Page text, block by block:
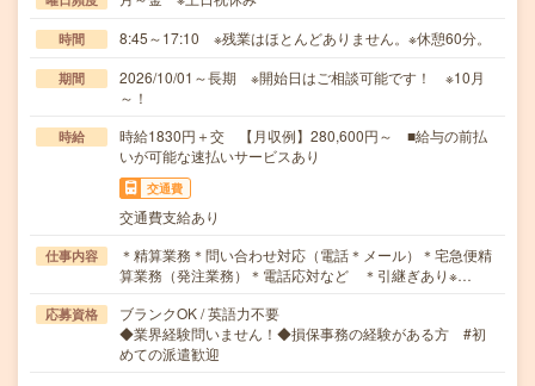
時間 8:45～17:10 ※残業はほとんどありません。※休憩60分。
期間
2026/10/01～長期 ※開始日はご相談可能です！ ※10月
～！
時給
時給1830円＋交 【月収例】280,600円～ ■給与の前払
いが可能な速払いサービスあり
交通費
交通費支給あり
仕事内容
＊精算業務＊問い合わせ対応（電話＊メール）＊宅急便精
算業務（発注業務）＊電話応対など ＊引継ぎあり※…
応募資格
ブランクOK / 英語力不要
◆業界経験問いません！◆損保事務の経験がある方 #初
めての派遣歓迎